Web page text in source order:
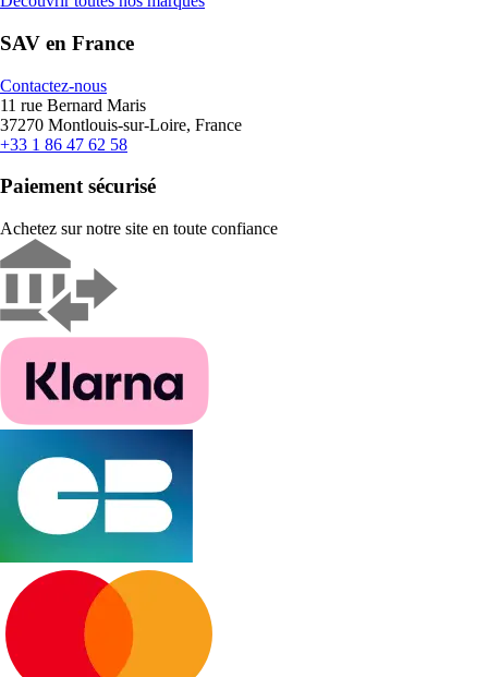
SAV en France
Contactez-nous
11 rue Bernard Maris
37270 Montlouis-sur-Loire, France
+33 1 86 47 62 58
Paiement sécurisé
Achetez sur notre site en toute confiance